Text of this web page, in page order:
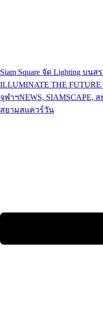
Siam Square จัด Lighting บน
ILLUMINATE THE
จุฬาฯNEWS, SIAMSCAPE,
สยามสแควร์วัน